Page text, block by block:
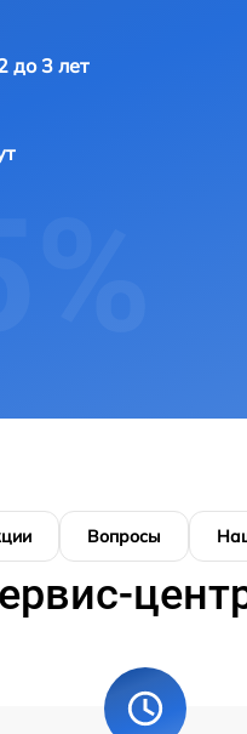
до 3 лет
Вопросы